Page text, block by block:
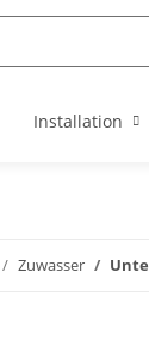
Installation
Zuwasser